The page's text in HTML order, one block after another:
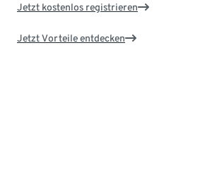
Jetzt kostenlos registrieren
Jetzt Vorteile entdecken